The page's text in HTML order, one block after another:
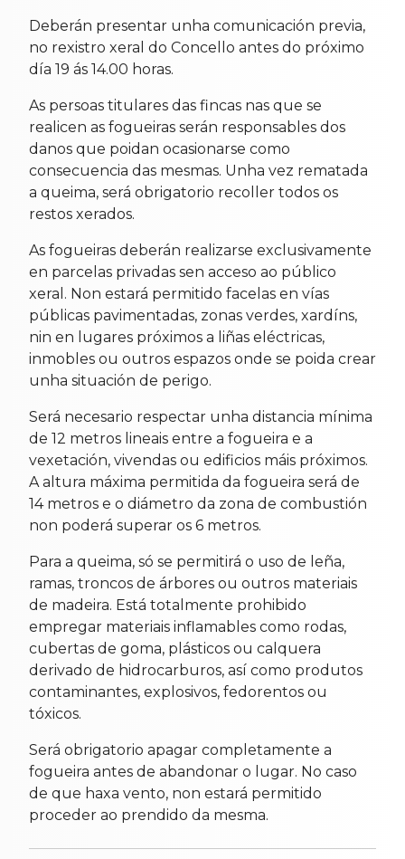
Deberán presentar unha comunicación previa,
no rexistro xeral do Concello antes do próximo
día 19 ás 14.00 horas.
As persoas titulares das fincas nas que se
realicen as fogueiras serán responsables dos
danos que poidan ocasionarse como
consecuencia das mesmas. Unha vez rematada
a queima, será obrigatorio recoller todos os
restos xerados.
As fogueiras deberán realizarse exclusivamente
en parcelas privadas sen acceso ao público
xeral. Non estará permitido facelas en vías
públicas pavimentadas, zonas verdes, xardíns,
nin en lugares próximos a liñas eléctricas,
inmobles ou outros espazos onde se poida crear
unha situación de perigo.
Será necesario respectar unha distancia mínima
de 12 metros lineais entre a fogueira e a
vexetación, vivendas ou edificios máis próximos.
A altura máxima permitida da fogueira será de
14 metros e o diámetro da zona de combustión
non poderá superar os 6 metros.
Para a queima, só se permitirá o uso de leña,
ramas, troncos de árbores ou outros materiais
de madeira. Está totalmente prohibido
empregar materiais inflamables como rodas,
cubertas de goma, plásticos ou calquera
derivado de hidrocarburos, así como produtos
contaminantes, explosivos, fedorentos ou
tóxicos.
Será obrigatorio apagar completamente a
fogueira antes de abandonar o lugar. No caso
de que haxa vento, non estará permitido
proceder ao prendido da mesma.